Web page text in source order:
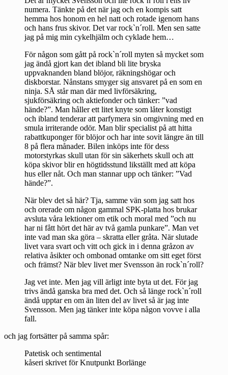
numera. Tänkte på det när jag och en kompis satt
hemma hos honom en hel natt och rotade igenom hans
och hans frus skivor. Det var rock`n´roll. Men sen satte
jag på mig min cykelhjälm och cyklade hem…
För någon som gått på rock`n´roll myten så mycket som
jag ändå gjort kan det ibland bli lite bryska
uppvaknanden bland blöjor, räkningshögar och
diskborstar. Nånstans smyger sig ansvaret på en som en
ninja. SÅ står man där med livförsäkring,
sjukförsäkring och aktiefonder och tänker: ”vad
hände?”. Man håller ett litet knyte som låter konstigt
och ibland tenderar att parfymera sin omgivning med en
smula irriterande odör. Man blir specialist på att hitta
rabattkuponger för blöjor och har inte sovit längre än till
8 på flera månader. Bilen inköps inte för dess
motorstyrkas skull utan för sin säkerhets skull och att
köpa skivor blir en högtidsstund likställt med att köpa
hus eller nåt. Och man stannar upp och tänker: ”Vad
hände?”.
När blev det så här? Tja, samme vän som jag satt hos
och orerade om någon gammal SPK-platta hos brukar
avsluta våra lektioner om etik och moral med ”och nu
har ni fått hört det här av två gamla punkare”. Man vet
inte vad man ska göra – skratta eller gråta. När slutade
livet vara svart och vitt och gick in i denna gråzon av
relativa åsikter och ombonad omtanke om sitt eget först
och främst? När blev livet mer Svensson än rock`n´roll?
Jag vet inte. Men jag vill ärligt inte byta ut det. För jag
trivs ändå ganska bra med det. Och så länge rock`n´roll
ändå upptar en om än liten del av livet så är jag inte
Svensson. Men jag tänker inte köpa någon vovve i alla
fall.
och jag fortsätter på samma spår:
Patetisk och sentimental
kåseri skrivet för Knutpunkt Borlänge